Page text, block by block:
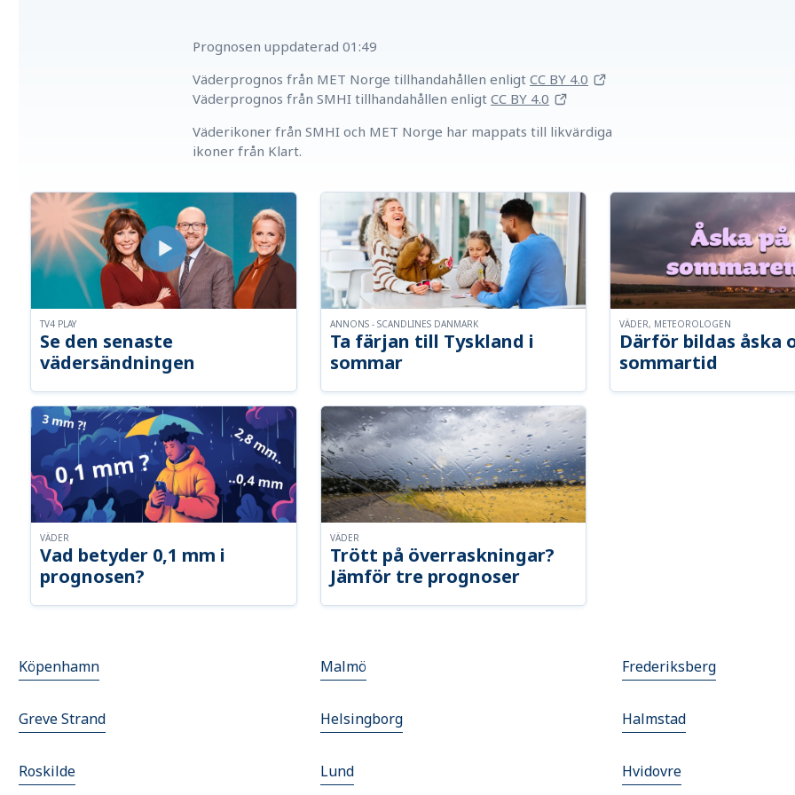
Prognosen uppdaterad 01:49
Väderprognos från MET Norge tillhandahållen enligt CC BY 4.0
Väderprognos från SMHI tillhandahållen enligt CC BY 4.0
Väderikoner från SMHI och MET Norge har mappats till likvärdiga
ikoner från Klart.
Se den senaste
vädersändningen
TV4 PLAY
Ta färjan till Tyskland i
sommar
ANNONS - SCANDLINES DANMARK
Därför bildas åska
sommartid
VÄDER, METEOROLOGEN
Vad betyder 0,1 mm i
prognosen?
VÄDER
Trött på överraskningar?
Jämför tre prognoser
VÄDER
Köpenhamn Malmö Frederiksberg
Greve Strand Helsingborg Halmstad
Roskilde Lund Hvidovre